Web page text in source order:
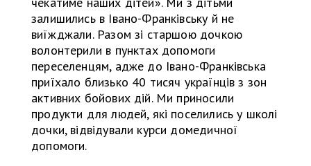
залишились в Івано-Франківську й не
виїжджали. Разом зі старшою дочкою
волонтерили в пунктах допомоги
переселенцям, адже до Івано-Франківська
приїхало близько 40 тисяч українців з зон
активних бойових дій. Ми приносили
продукти для людей, які поселились у школі
дочки, відвідували курси домедичної
допомоги.